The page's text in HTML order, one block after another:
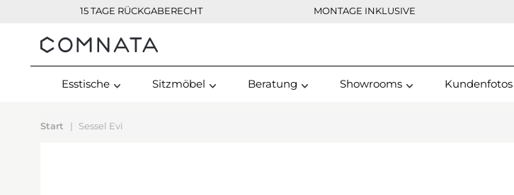
15 TAGE RÜCKGABERECHT MONTAGE INKLUSIVE
Kontakt
Esstische Sitzmöbel Beratung Showrooms Kundenfotos
Start Sessel Evi